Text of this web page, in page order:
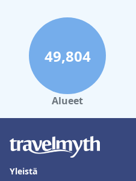
49,804
Alueet
Yleistä